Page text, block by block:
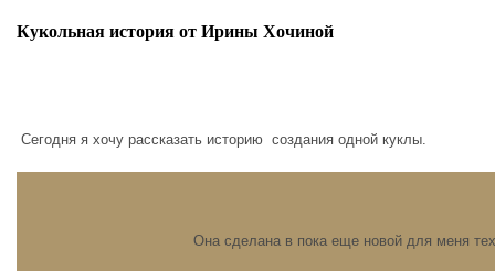
Кукольная история от Ирины Хочиной
Сегодня я хочу рассказать историю создания одной куклы.
Она сделана в пока еще новой для меня